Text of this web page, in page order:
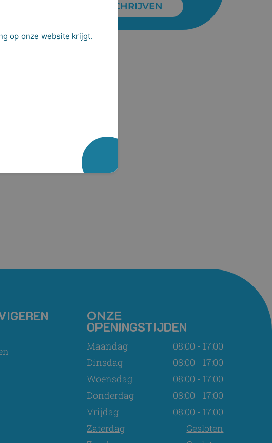
INSCHRIJVEN
ONZE
OPENINGSTIJDEN
Maandag
08:00 - 17:00
Dinsdag
08:00 - 17:00
Woensdag
08:00 - 17:00
Donderdag
08:00 - 17:00
Vrijdag
08:00 - 17:00
Zaterdag
Gesloten
op onze website krijgt.